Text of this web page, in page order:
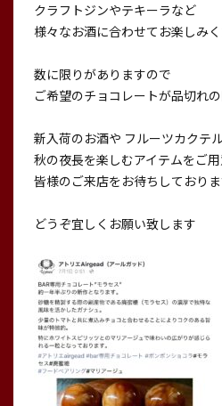
クラフトジンやテキーラなど
様々なお酒に合わせてお楽しみ
数に限りがありますので
ご希望のチョコレートが品切れ
新入荷のお酒や フルーツカクテ
秋の夜長を楽しむアイテムをご
皆様のご来店をお待ちしており
どうぞ宜しくお願い致します